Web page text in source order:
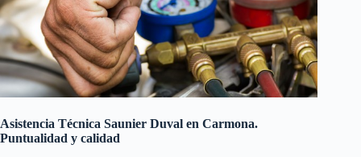
Asistencia Técnica Saunier Duval en Carmona.
Puntualidad y calidad